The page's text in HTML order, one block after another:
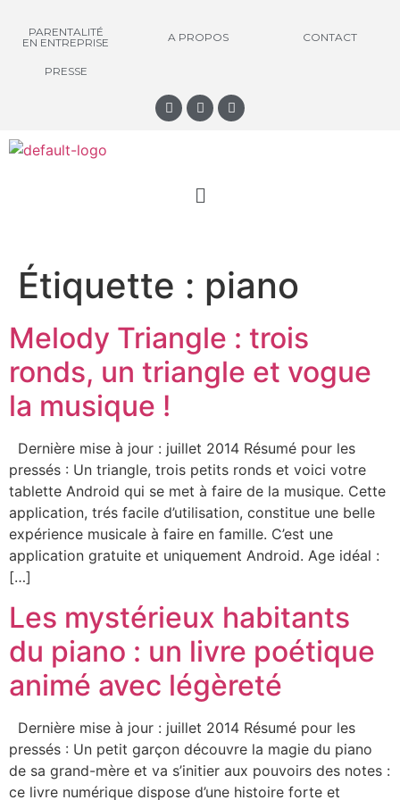
PARENTALITÉ
EN ENTREPRISE
A PROPOS CONTACT
PRESSE
Étiquette : piano
Melody Triangle : trois
ronds, un triangle et vogue
la musique !
Dernière mise à jour : juillet 2014 Résumé pour les
pressés : Un triangle, trois petits ronds et voici votre
tablette Android qui se met à faire de la musique. Cette
application, trés facile d’utilisation, constitue une belle
expérience musicale à faire en famille. C’est une
application gratuite et uniquement Android. Age idéal :
[…]
Les mystérieux habitants
du piano : un livre poétique
animé avec légèreté
Dernière mise à jour : juillet 2014 Résumé pour les
pressés : Un petit garçon découvre la magie du piano
de sa grand-mère et va s’initier aux pouvoirs des notes :
ce livre numérique dispose d’une histoire forte et